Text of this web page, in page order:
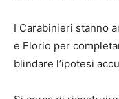
I Carabinieri stanno
e Florio per
blindare l’ipotesi